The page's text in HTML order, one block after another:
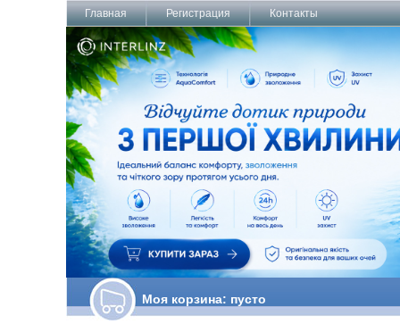
Главная Регистрация Контакты
Моя корзина: пусто